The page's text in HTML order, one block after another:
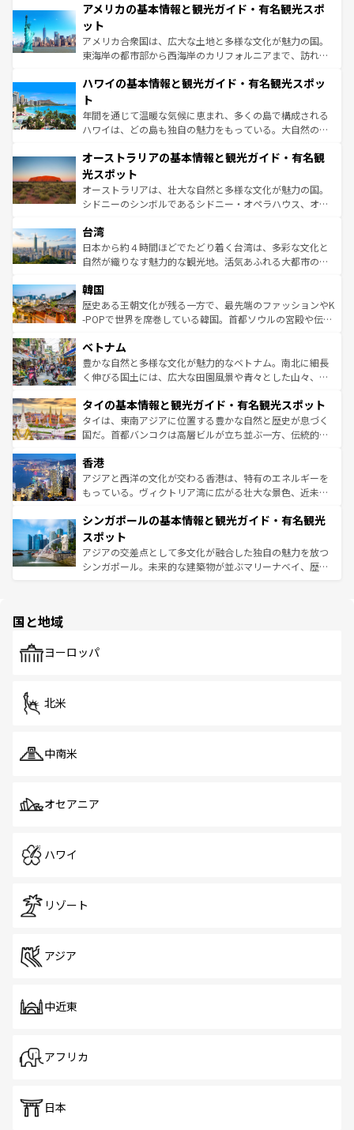
ンツ一覧を参照してほしい。
の建物がそのまま残る町や、スイスならではのユニークな
博物館もあり、アルプス観光だけでなく町歩きも満喫する
ことができる。国民の所得が高いため物価も高いが、旅行
者向けの交通パス提供のサービスもあり、うまく活用すれ
着のスイス情報はコンテンツ一覧を参照してほしい。
アメリカの基本情報と観光ガイド・有名観光スポ
ット
アメリカ合衆国は、広大な土地と多様な文化が魅力の国。
東海岸の都市部から西海岸のカリフォルニアまで、訪れる
のような巨大都市は、観光、ショッピング、エンターテイ
ンメントが詰まった刺激的なスポットだ。一方、アメリカ
西部には大自然が広がり、グランドキャニオンやイエロー
ストーン国立公園といった絶景が堪能できる。さらに、南
文化が魅力。旅行者はアメリカの各地域で異なる魅力を楽
しみながら、その多様性と豊かな歴史を感じることができ
るだろう。車でのロードトリップや列車の旅も、アメリカ
ならではの贅沢な旅のスタイルだ。 なお、新着のアメリカ
情報は コンテンツ一覧 を参照してほしい。
ハワイの基本情報と観光ガイド・有名観光スポッ
ト
年間を通じて温暖な気候に恵まれ、多くの島で構成される
ハワイは、どの島も独自の魅力をもっている。大自然の神
ワイ島は見逃せない。また、定番の観光地といえばオアフ
島だが、静かな自然を求めるならマウイ島やカウアイ島が
おすすめ。エメラルドグリーンに輝く海をはじめ、豊かな
文化や歴史が息づいている。「アロハスピリット」と呼ば
人々、おいしいローカルフードやハワイアンミュージッ
ク、伝統的なフラダンスなど、すべてがハワイの魅力を彩
っている。訪れるたびに新しい発見と感動が待っているハ
はコンテンツ一覧
オーストラリアの基本情報と観光ガイド・有名観
光スポット
オーストラリアは、壮大な自然と多様な文化が魅力の国。
シドニーのシンボルであるシドニー・オペラハウス、オー
リアリーフや大陸中央部にそびえるウルル（エアーズロッ
ク）、タスマニアの美しい原生林やケアンズの熱帯雨林な
ど、見どころがたくさん。また、カフェやワイン、オージ
いる。アクティビティも充実しており、サーフィンやダイ
ビング、ハイキングなど、アウトドア好きにはたまらな
い。オーストラリアの多彩な魅力を存分に味わいつくそ
参照してほしい。
台湾
日本から約４時間ほどでたどり着く台湾は、多彩な文化と
自然が織りなす魅力的な観光地。活気あふれる大都市の台
ン）、静ひつな山岳地帯である台湾東部など、都市の喧騒
と山間の静けさが共存しており、訪れる人に新しい発見と
驚きをもたらしてくれる。また、奥深い台湾の食文化も魅
容にもいいと評判のスイーツなど、バラエティ豊かな料理
が味わえる。 なお、新着の台湾情報は コンテンツ一覧を参
照してほしい。
韓国
歴史ある王朝文化が残る一方で、最先端のファッションやK
-POPで世界を席巻している韓国。首都ソウルの宮殿や伝統
き、地方に足を延ばせば四季折々の自然美を楽しむことが
できる。そして、キムチや焼肉、絶品のストリートフード
まで、さまざまな韓国料理が待っている。夜には、韓国な
リティに包まれながら、韓国の多彩な魅力を心ゆくまで味
わってみてほしい。 なお、新着の韓国情報はコンテンツ一
覧を参照してほしい。
ベトナム
豊かな自然と多様な文化が魅力的なベトナム。南北に細長
く伸びる国土には、広大な田園風景や青々とした山々、世
急速な発展と共に伝統が息づく。ハノイの古い町並みやホ
ーチミン市のフランス統治時代の建物も、独特の雰囲気を
醸し出している。また、バラエティの豊かさとおいしさで
とつ。フォーやバインミー、ベトナムコーヒーなどは、ぜ
ひ現地で味わいたい。どの地域を訪れてもあたたかい人々
が旅行者を迎えてくれるので、きっと忘れられない旅にな
参照してほしい。
タイの基本情報と観光ガイド・有名観光スポット
タイは、東南アジアに位置する豊かな自然と歴史が息づく
国だ。首都バンコクは高層ビルが立ち並ぶ一方、伝統的な
の活気が交差している。北部ではチェンマイなどの山岳地
帯で自然と触れ合い、南部ではプーケットやクラビの美し
いビーチでリゾート気分を楽しむことができる。タイ料理
激する。気候は一年中温暖で、どの季節にも異なる楽しみ
が待っている。親しみやすいタイの人々、仏教を中心とし
た文化、そして多様な観光資源が、訪れる旅人を魅了し続
ける。 なお、新着のタイ情報はコンテンツ一覧を参照して
香港
アジアと西洋の文化が交わる香港は、特有のエネルギーを
もっている。ヴィクトリア湾に広がる壮大な景色、近未来
み、どこを訪れても感動するはず。観光スポットが密集し
ており、効率よく見どころを回れるのも魅力。息をのむよ
うな絶景から文化的な体験まで、香港を存分に楽しみ尽く
そう。 なお、新着の香港情報はコンテンツ一覧を参照して
シンガポールの基本情報と観光ガイド・有名観光
スポット
アジアの交差点として多文化が融合した独自の魅力を放つ
シンガポール。未来的な建築物が並ぶマリーナベイ、歴史
で、ホーカーズは地元の風情を楽しめる外せないスポット
国と地域
ヨーロッパ
北米
中南米
オセアニア
ハワイ
リゾート
アジア
中近東
アフリカ
日本